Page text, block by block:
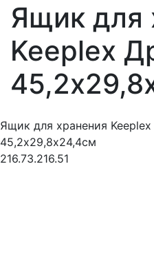
Ящик для
Keeplex
Ящик для хранения
45,2х29,8х24,4см
216.73.216.51